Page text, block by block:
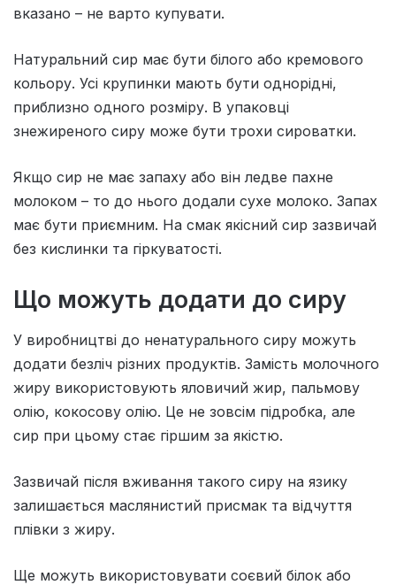
вказано – не варто купувати.
Натуральний сир має бути білого або кремового
кольору. Усі крупинки мають бути однорідні,
приблизно одного розміру. В упаковці
знежиреного сиру може бути трохи сироватки.
Якщо сир не має запаху або він ледве пахне
молоком – то до нього додали сухе молоко. Запах
має бути приємним. На смак якісний сир зазвичай
без кислинки та гіркуватості.
Що можуть додати до сиру
У виробництві до ненатурального сиру можуть
додати безліч різних продуктів. Замість молочного
жиру використовують яловичий жир, пальмову
олію, кокосову олію. Це не зовсім підробка, але
сир при цьому стає гіршим за якістю.
Зазвичай після вживання такого сиру на язику
залишається маслянистий присмак та відчуття
плівки з жиру.
Ще можуть використовувати соєвий білок або